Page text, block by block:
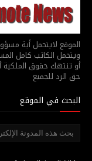
الموقع لايتحمل أية
ويتحمل الكاتب كامل
أو تنتهك حقوق
حق الرد للجميع
البحث في الموقع